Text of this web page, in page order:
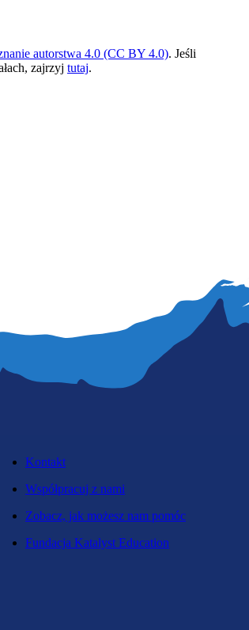
autorstwa 4.0 (CC BY 4.0). Jeśli
zajrzyj tutaj.
Kontakt
Współpracuj z nami
Zobacz, jak możesz nam pomóc
Fundacja Katalyst Education